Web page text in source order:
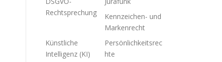
Rechtsprechung
Kennzeichen- und
Markenrecht
Künstliche
Intelligenz (KI)
Persönlichkeitsrec
hte